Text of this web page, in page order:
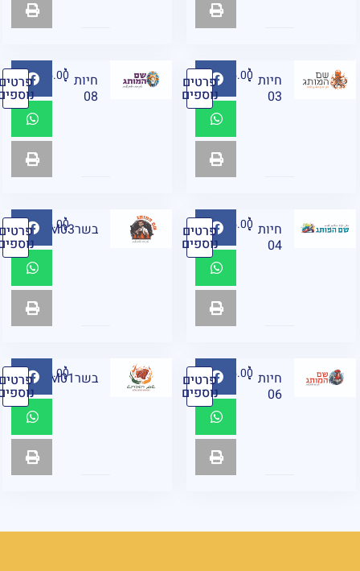
חיות
03
₪ 95.00 פרטים
נוספים
חיות
08
₪ 95.00 פרטים
נוספים
חיות
04
₪ 95.00 פרטים
נוספים
בשרM03 ₪ 95.00 פרטים
נוספים
חיות
06
₪ 95.00 פרטים
נוספים
בשרM01 ₪ 95.00 פרטים
נוספים